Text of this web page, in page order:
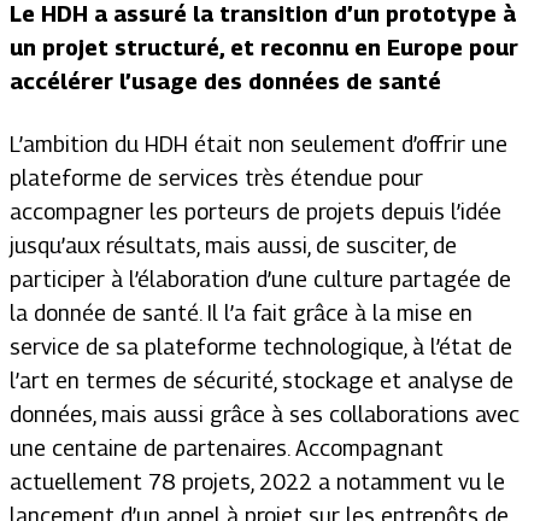
Le HDH a assuré la transition d’un prototype à
un projet structuré, et reconnu en Europe pour
accélérer l’usage des données de santé
L’ambition du HDH était non seulement d’offrir une
plateforme de services très étendue pour
accompagner les porteurs de projets depuis l’idée
jusqu’aux résultats, mais aussi, de susciter, de
participer à l’élaboration d’une culture partagée de
la donnée de santé. Il l’a fait grâce à la mise en
service de sa plateforme technologique, à l’état de
l’art en termes de sécurité, stockage et analyse de
données, mais aussi grâce à ses collaborations avec
une centaine de partenaires. Accompagnant
actuellement 78 projets, 2022 a notamment vu le
lancement d’un appel à projet sur les entrepôts de